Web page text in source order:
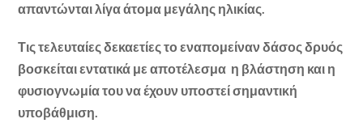
απαντώνται λίγα άτομα μεγάλης ηλικίας.
Τις τελευταίες δεκαετίες το εναπομείναν δάσος δρυός
βοσκείται εντατικά με αποτέλεσμα η βλάστηση και η
φυσιογνωμία του να έχουν υποστεί σημαντική
υποβάθμιση.